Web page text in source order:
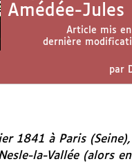
Amédée-Jules
Article mis
dernière
par
1841 à Paris
la-Vallée (alors